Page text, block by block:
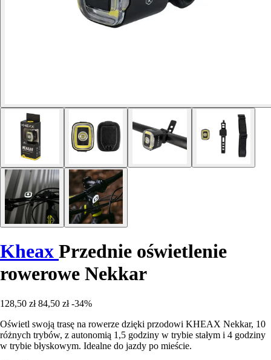
Kheax Przednie oświetlenie
rowerowe Nekkar
128,50 zł 84,50 zł -34%
Oświetl swoją trasę na rowerze dzięki przodowi KHEAX Nekkar, 10
różnych trybów, z autonomią 1,5 godziny w trybie stałym i 4 godziny
w trybie błyskowym. Idealne do jazdy po mieście.